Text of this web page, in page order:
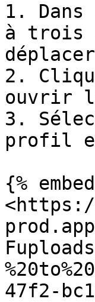
1.
à trois
2.
ouvrir
3.
profil
{%
47f2-